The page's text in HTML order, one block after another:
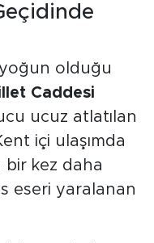
yoğun olduğu
Caddesi
ucuz atlatılan
içi ulaşımda
bir kez daha
eseri yaralanan